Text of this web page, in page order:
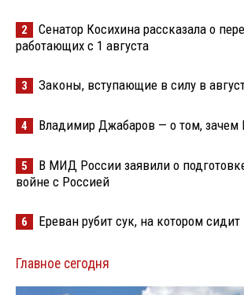
2
Сенатор Косихина рассказала о
работающих с 1 августа
3 Законы, вступающие в силу в
4 Владимир Джабаров — о том, зачем
5
В МИД России заявили о
войне с Россией
6 Ереван рубит сук, на котором сидит
Главное сегодня